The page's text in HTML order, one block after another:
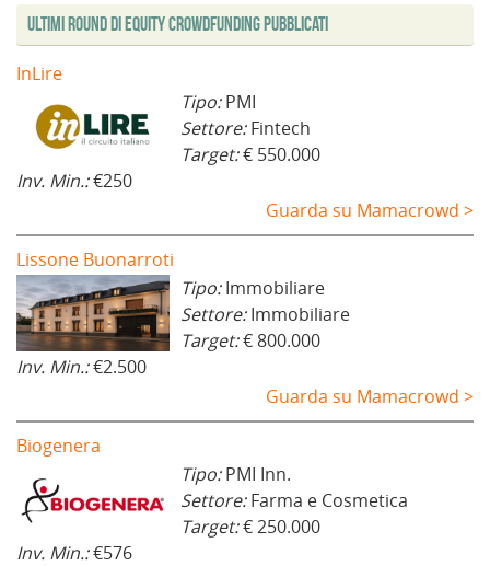
Ultimi Round di Equity Crowdfunding Pubblicati
InLire
Tipo:PMI
Settore:Fintech
Target:€ 550.000
Inv. Min.:€250
Guarda su Mamacrowd >
Lissone Buonarroti
Tipo:Immobiliare
Settore:Immobiliare
Target:€ 800.000
Inv. Min.:€2.500
Guarda su Mamacrowd >
Biogenera
Tipo:PMI Inn.
Settore:Farma e Cosmetica
Target:€ 250.000
Inv. Min.:€576